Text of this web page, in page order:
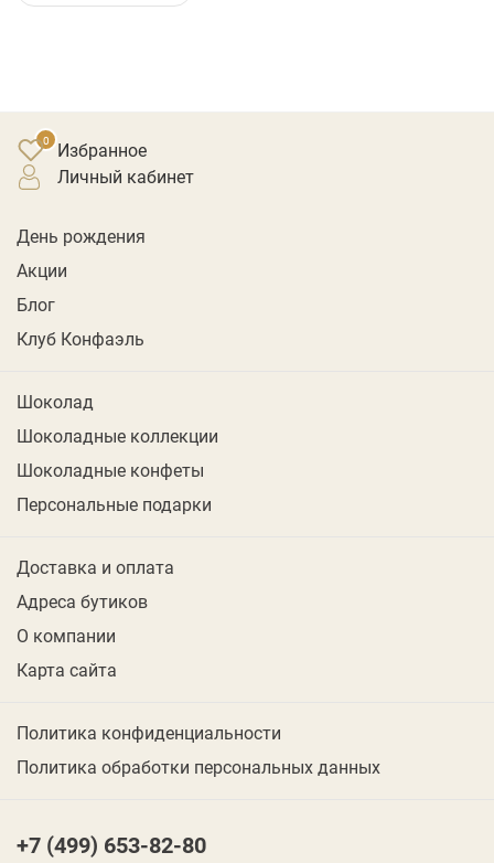
Избранное
личный кабинет
День рождения
Акции
Блог
Клуб Конфаэль
Шоколад
Шоколадные коллекции
Шоколадные конфеты
Персональные подарки
Доставка и оплата
Адреса бутиков
О компании
Карта сайта
Политика конфиденциальности
Политика обработки персональных данных
+7 (499) 653-82-80